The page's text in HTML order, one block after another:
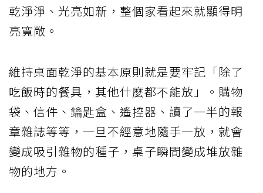
乾淨淨、光亮如新，整個家看起來就顯得明
亮寬敞。
維持桌面乾淨的基本原則就是要牢記「除了
吃飯時的餐具，其他什麼都不能放」。購物
袋、信件、鑰匙盒、遙控器、讀了一半的報
章雜誌等等，一旦不經意地隨手一放，就會
變成吸引雜物的種子，桌子瞬間變成堆放雜
物的地方。